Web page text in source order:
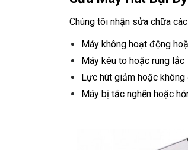
Chúng tôi nhận sửa chữa
Máy không hoạt động
Máy kêu to hoặc rung lắc
Lực hút giảm hoặc không
Máy bị tắc nghẽn hoặc